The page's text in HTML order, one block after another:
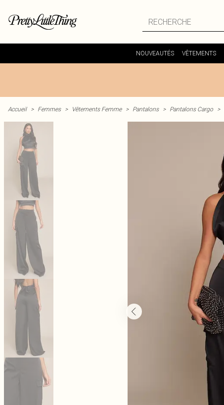
NOUVEAUTÉS VÊTEMENTS
Accueil > Femmes > Vêtements Femme > Pantalons > Pantalons Cargo >